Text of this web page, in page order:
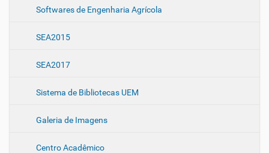
Softwares de Engenharia Agrícola
SEA2015
SEA2017
Sistema de Bibliotecas UEM
Galeria de Imagens
Centro Acadêmico